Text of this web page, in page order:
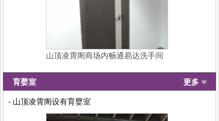
山顶凌霄阁商场内畅通易达洗手间
育婴室 更多
- 山顶凌霄阁设有育婴室